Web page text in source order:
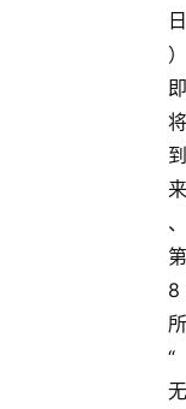
日
）
即
将
到
来
、
第
8
所
“
无